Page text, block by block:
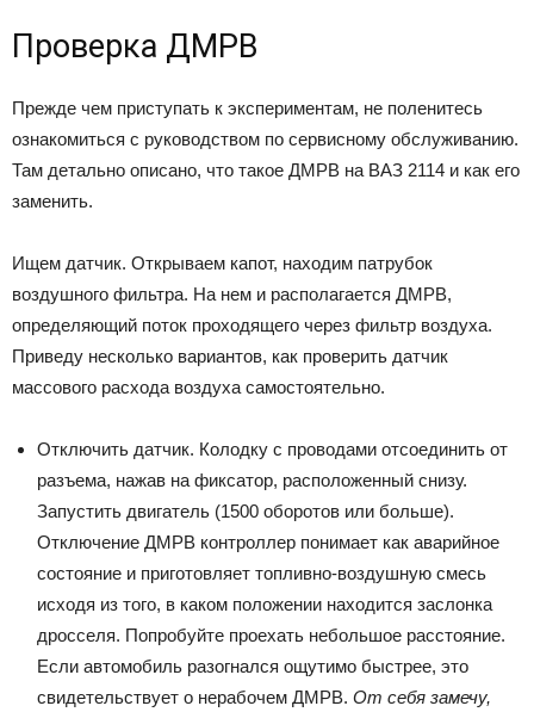
Проверка ДМРВ
Прежде чем приступать к экспериментам, не поленитесь
ознакомиться с руководством по сервисному обслуживанию.
Там детально описано, что такое ДМРВ на ВАЗ 2114 и как его
заменить.
Ищем датчик. Открываем капот, находим патрубок
воздушного фильтра. На нем и располагается ДМРВ,
определяющий поток проходящего через фильтр воздуха.
Приведу несколько вариантов, как проверить датчик
массового расхода воздуха самостоятельно.
Отключить датчик. Колодку с проводами отсоединить от
разъема, нажав на фиксатор, расположенный снизу.
Запустить двигатель (1500 оборотов или больше).
Отключение ДМРВ контроллер понимает как аварийное
состояние и приготовляет топливно-воздушную смесь
исходя из того, в каком положении находится заслонка
дросселя. Попробуйте проехать небольшое расстояние.
Если автомобиль разогнался ощутимо быстрее, это
свидетельствует о нерабочем ДМРВ. От себя замечу,